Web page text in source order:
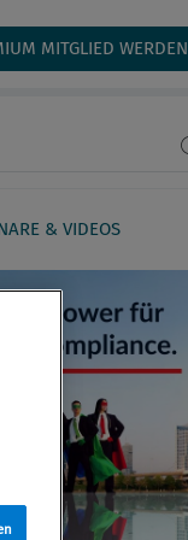
MITGLIED WERDEN
& VIDEOS